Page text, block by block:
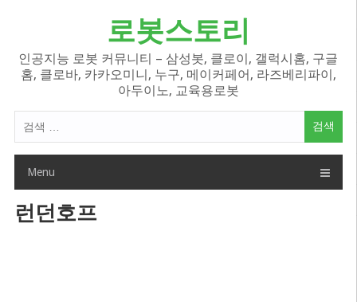
로봇스토리
인공지능 로봇 커뮤니티 – 삼성봇, 클로이, 갤럭시홈, 구글
홈, 클로바, 카카오미니, 누구, 메이커페어, 라즈베리파이,
아두이노, 교육용로봇
색
Menu
런던호프